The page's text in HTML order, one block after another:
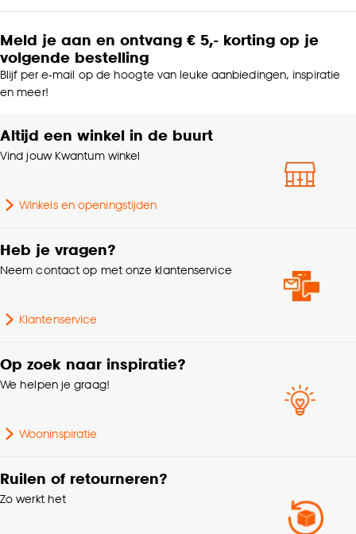
Meld je aan en ontvang € 5,- korting op je
volgende bestelling
Blijf per e-mail op de hoogte van leuke aanbiedingen, inspiratie
en meer!
Altijd een winkel in de buurt
Vind jouw Kwantum winkel
Winkels en openingstijden
Heb je vragen?
Neem contact op met onze klantenservice
Klantenservice
Op zoek naar inspiratie?
We helpen je graag!
Wooninspiratie
Ruilen of retourneren?
Zo werkt het